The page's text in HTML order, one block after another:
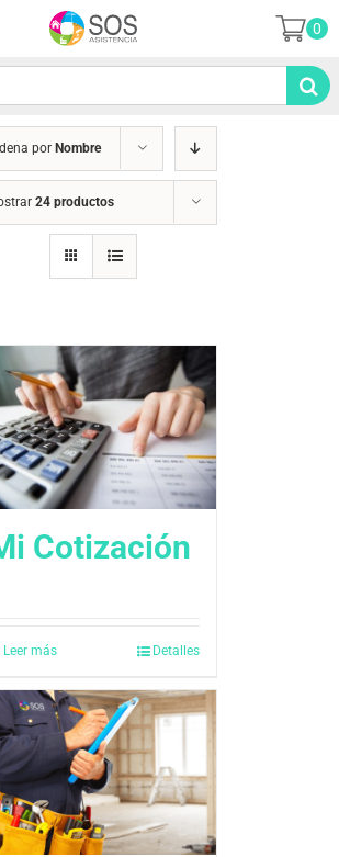
0
por Nombre
24 productos
Cotización
Leer más Detalles